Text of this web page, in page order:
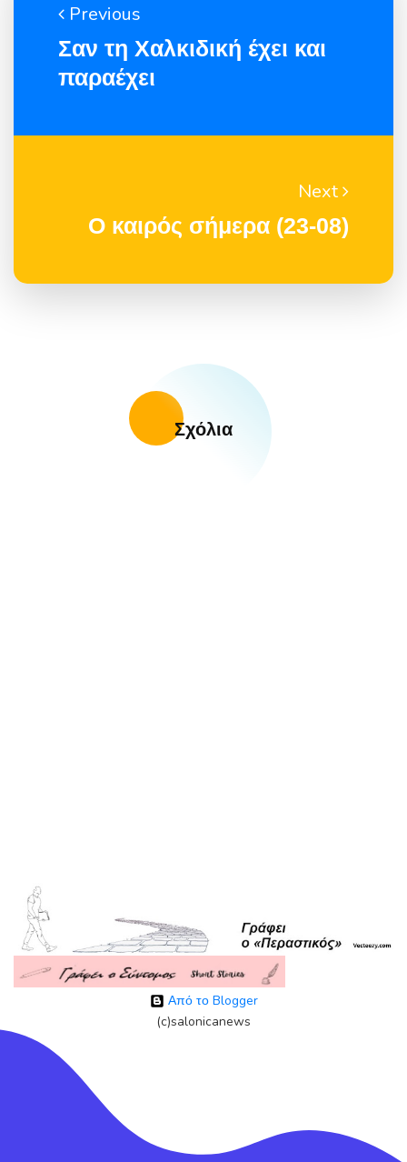
Previous
Σαν τη Χαλκιδική έχει και
παραέχει
Next
Ο καιρός σήμερα (23-08)
Σχόλια
Από το Blogger
(c)salonicanews